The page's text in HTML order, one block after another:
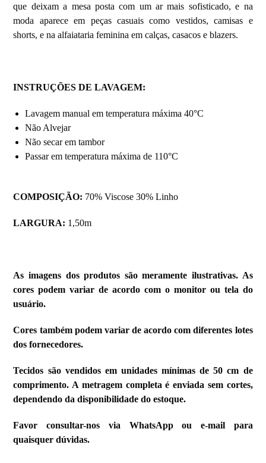
que deixam a mesa posta com um ar mais sofisticado, e na
moda aparece em peças casuais como vestidos, camisas e
shorts, e na alfaiataria feminina em calças, casacos e blazers.
INSTRUÇÕES DE LAVAGEM:
Lavagem manual em temperatura máxima 40°C
Não Alvejar
Não secar em tambor
Passar em temperatura máxima de 110°C
COMPOSIÇÃO: 70% Viscose 30% Linho
LARGURA: 1,50m
As imagens dos produtos são meramente ilustrativas. As
cores podem variar de acordo com o monitor ou tela do
usuário.
Cores também podem variar de acordo com diferentes lotes
dos fornecedores.
Tecidos são vendidos em unidades mínimas de 50 cm de
comprimento. A metragem completa é enviada sem cortes,
dependendo da disponibilidade do estoque.
Favor consultar-nos via WhatsApp ou e-mail para
quaisquer dúvidas.